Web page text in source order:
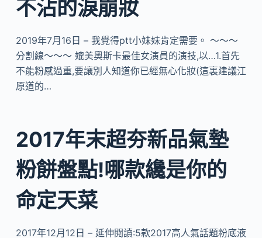
不沾的淚崩妝
2019年7月16日 – 我覺得ptt小妹妹肯定需要。 ～～～
分割線～～～ 媲美奧斯卡最佳女演員的演技,以…1.首先
不能粉感過重,要讓別人知道你已經無心化妝(這裏建議江
原道的…
2017年末超夯新品氣墊
粉餅盤點!哪款纔是你的
命定天菜
2017年12月12日 – 延伸閱讀:5款2017高人氣話題粉底液